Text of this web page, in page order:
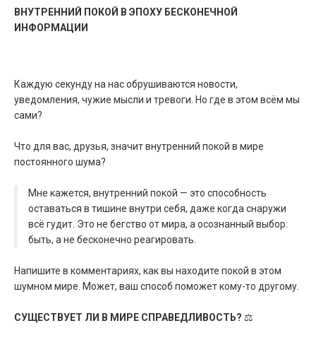
ВНУТРЕННИЙ ПОКОЙ В ЭПОХУ БЕСКОНЕЧНОЙ
ИНФОРМАЦИИ
Каждую секунду на нас обрушиваются новости,
уведомления, чужие мысли и тревоги. Но где в этом всём мы
сами?
Что для вас, друзья, значит внутренний покой в мире
постоянного шума?
Мне кажется, внутренний покой — это способность
оставаться в тишине внутри себя, даже когда снаружи
всё гудит. Это не бегство от мира, а осознанный выбор:
быть, а не бесконечно реагировать.
Напишите в комментариях, как вы находите покой в этом
шумном мире. Может, ваш способ поможет кому-то другому.
СУЩЕСТВУЕТ ЛИ В МИРЕ СПРАВЕДЛИВОСТЬ? ⚖️